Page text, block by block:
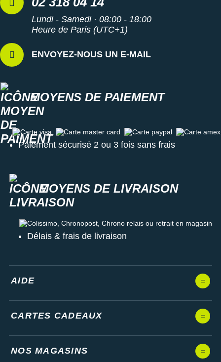
Lundi - Samedi · 08:00 - 18:00
Heure de Paris (UTC+1)
ENVOYEZ-NOUS UN E-MAIL
MOYENS DE PAIEMENT
Carte visa Carte master card Carte paypal Carte amex
Paiement sécurisé 2 ou 3 fois sans frais
MOYENS DE LIVRAISON
Colissimo, Chronopost, Chrono relais ou retrait en magasin
Délais & frais de livraison
AIDE
CARTES CADEAUX
NOS MAGASINS